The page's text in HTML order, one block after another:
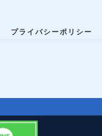
プライバシーポリシー